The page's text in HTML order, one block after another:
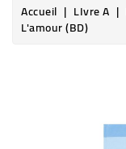
ÉPICERIE
Accueil LIvre A
L'amour (BD)